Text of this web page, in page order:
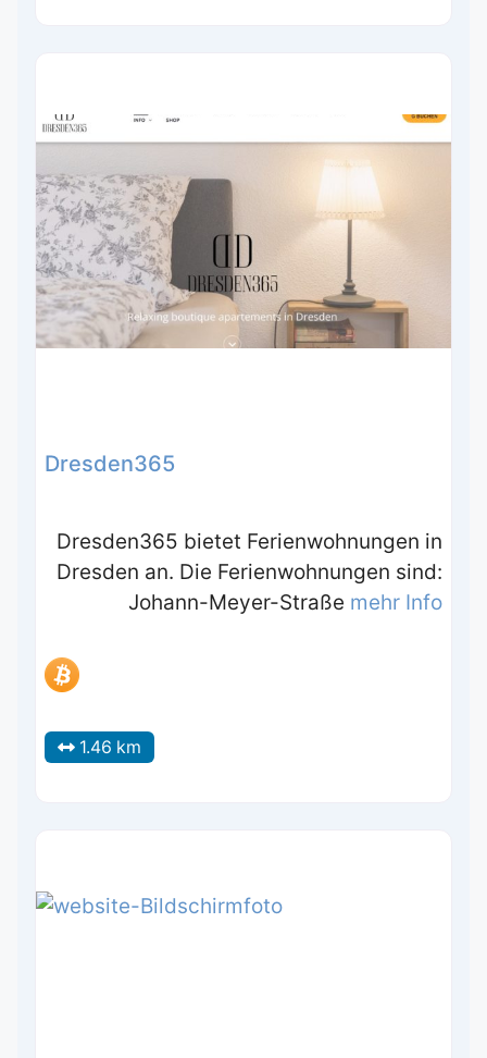
Dresden365
Dresden365 bietet Ferienwohnungen in
Dresden an. Die Ferienwohnungen sind:
Johann-Meyer-Straße mehr Info
1.46 km